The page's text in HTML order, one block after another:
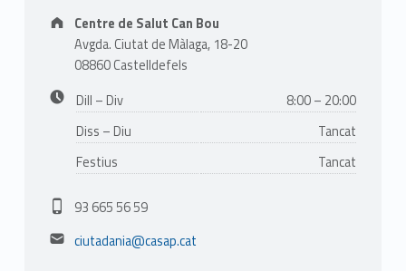
Address:
Centre de Salut Can Bou
Avgda. Ciutat de Màlaga, 18-20
08860 Castelldefels
Business hours:
Dill – Div
8:00 – 20:00
Diss – Diu
Tancat
Festius
Tancat
Phone number:
93 665 56 59
Email address:
ciutadania@casap.cat